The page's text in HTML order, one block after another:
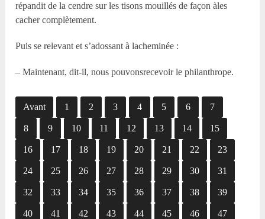
répandit de la cendre sur les tisons mouillés de façon àles
cacher complètement.
Puis se relevant et s’adossant à lacheminée :
– Maintenant, dit-il, nous pouvonsrecevoir le philanthrope.
Avant 1 2 3 4 5 6 7
8 9 10 11 12 13 14 15
16 17 18 19 20 21 22 23
24 25 26 27 28 29 30 31
32 33 34 35 36 37 38 39
40 41 42 43 44 45 46 47